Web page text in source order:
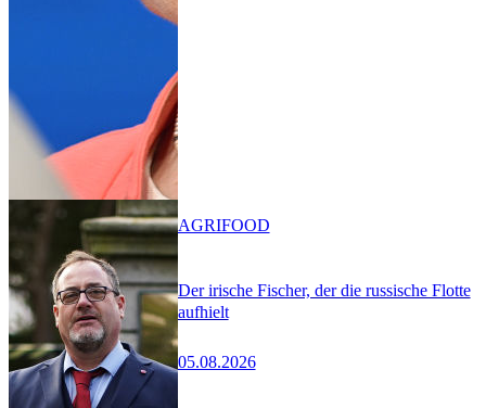
Der irische Fischer, der die russische Flotte
aufhielt
05.08.2026
AGRIFOOD